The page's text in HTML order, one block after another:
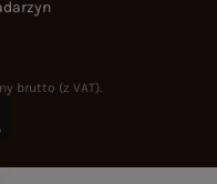
brutto (z VAT).